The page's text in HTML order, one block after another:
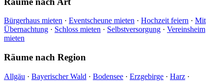
Bürgerhaus mieten · Eventscheune mieten · Hochzeit feiern · Mit
Übernachtung · Schloss mieten · Selbstversorgung · Vereinsheim
mieten
Räume nach Region
Allgäu · Bayerischer Wald · Bodensee · Erzgebirge · Harz ·